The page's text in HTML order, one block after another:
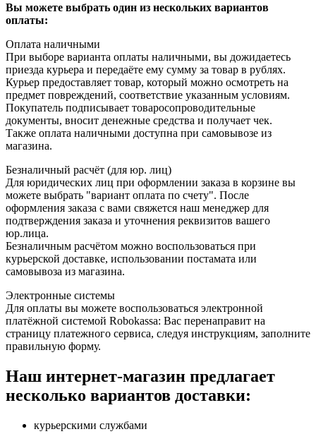
Вы можете выбрать один из нескольких вариантов
оплаты:
Оплата наличными
При выборе варианта оплаты наличными, вы дожидаетесь
приезда курьера и передаёте ему сумму за товар в рублях.
Курьер предоставляет товар, который можно осмотреть на
предмет повреждений, соответствие указанным условиям.
Покупатель подписывает товаросопроводительные
документы, вносит денежные средства и получает чек.
Также оплата наличными доступна при самовывозе из
магазина.
Безналичный расчёт (для юр. лиц)
Для юридических лиц при оформлении заказа в корзине вы
можете выбрать "вариант оплата по счету". После
оформления заказа с вами свяжется наш менеджер для
подтверждения заказа и уточнения реквизитов вашего
юр.лица.
Безналичным расчётом можно воспользоваться при
курьерской доставке, использовании постамата или
самовывоза из магазина.
Электронные системы
Для оплаты вы можете воспользоваться электронной
платёжной системой Robokassa: Вас перенаправит на
страницу платежного сервиса, следуя инструкциям, заполните
правильную форму.
Наш интернет-магазин предлагает
несколько вариантов доставки:
курьерскими службами